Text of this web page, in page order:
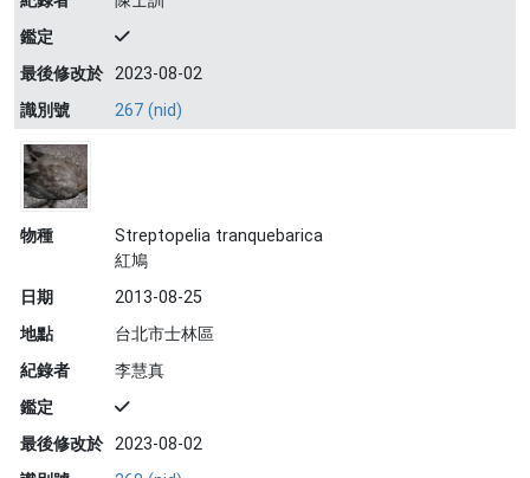
鑑定
最後修改於 2023-08-02
識別號
267 (nid)
物種
Streptopelia tranquebarica
紅鳩
日期
2013-08-25
地點
台北市士林區
紀錄者
李慧真
鑑定
最後修改於 2023-08-02